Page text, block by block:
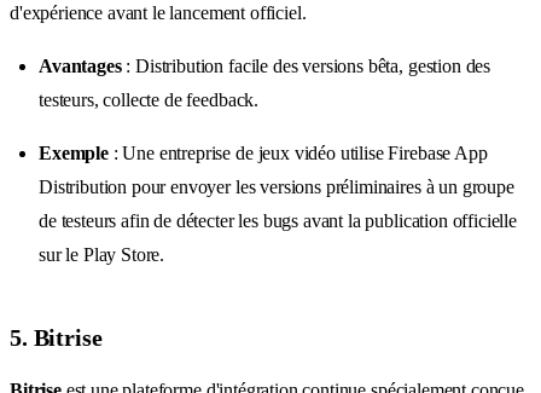
d'expérience avant le lancement officiel.
Avantages: Distribution facile des versions bêta, gestion des
testeurs, collecte de feedback.
Exemple: Une entreprise de jeux vidéo utilise Firebase App
Distribution pour envoyer les versions préliminaires à un groupe
de testeurs afin de détecter les bugs avant la publication officielle
sur le Play Store.
5. Bitrise